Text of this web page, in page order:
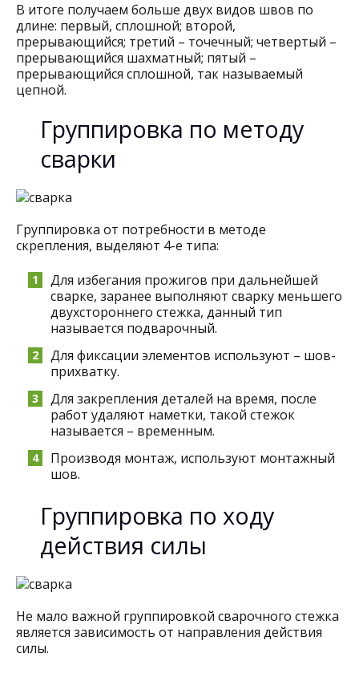
В итоге получаем больше двух видов швов по
длине: первый, сплошной; второй,
прерывающийся; третий – точечный; четвертый –
прерывающийся шахматный; пятый –
прерывающийся сплошной, так называемый
цепной.
Группировка по методу
сварки
Группировка от потребности в методе
скрепления, выделяют 4-е типа:
Для избегания прожигов при дальнейшей
сварке, заранее выполняют сварку меньшего
двухстороннего стежка, данный тип
называется подварочный.
Для фиксации элементов используют – шов-
прихватку.
Для закрепления деталей на время, после
работ удаляют наметки, такой стежок
называется – временным.
Производя монтаж, используют монтажный
шов.
Группировка по ходу
действия силы
Не мало важной группировкой сварочного стежка
является зависимость от направления действия
силы.